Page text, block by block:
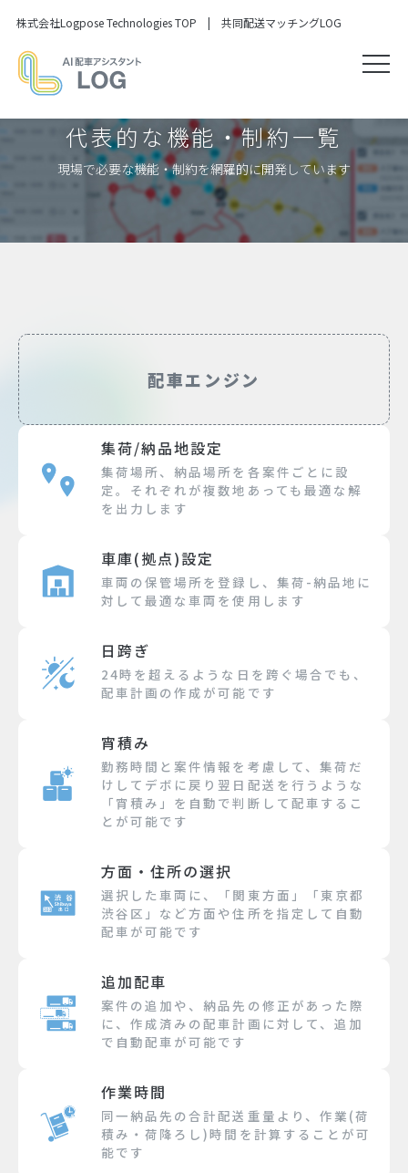
株式会社Logpose Technologies TOP | 共同配送マッチングLOG
代表的な機能・制約一覧
現場で必要な機能・制約を網羅的に開発しています
配車エンジン
集荷/納品地設定
集荷場所、納品場所を各案件ごとに設
定。それぞれが複数地あっても最適な解
を出力します
車庫(拠点)設定
車両の保管場所を登録し、集荷-納品地に
対して最適な車両を使用します
日跨ぎ
24時を超えるような日を跨ぐ場合でも、
配車計画の作成が可能です
宵積み
勤務時間と案件情報を考慮して、集荷だ
けしてデボに戻り翌日配送を行うような
「宵積み」を自動で判断して配車するこ
とが可能です
方面・住所の選択
選択した車両に、「関東方面」「東京都
渋谷区」など方面や住所を指定して自動
配車が可能です
追加配車
案件の追加や、納品先の修正があった際
に、作成済みの配車計画に対して、追加
で自動配車が可能です
作業時間
同一納品先の合計配送重量より、作業(荷
積み・荷降ろし)時間を計算することが可
能です